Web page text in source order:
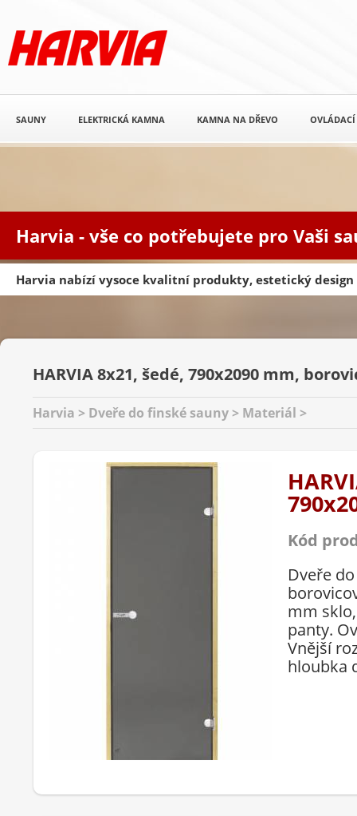
Harvia - vše co potřebujete pro Vaši
Harvia nabízí vysoce kvalitní produkty, estetický design
SAUNY ELEKTRICKÁ KAMNA KAMNA NA DŘEVO OVLÁDACÍ
HARVIA 8x21, šedé, 790x2090 mm,
Harvia > Dveře do finské sauny > Materiál >
Kód
Dveře
mm
panty.
Vnější
hloubka